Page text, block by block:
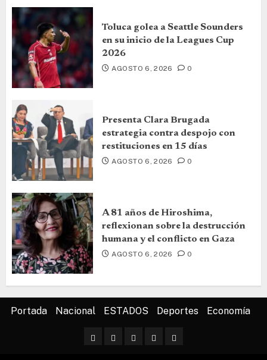
Toluca golea a Seattle Sounders
en su inicio de la Leagues Cup
2026
AGOSTO 6, 2026 0
Presenta Clara Brugada
estrategia contra despojo con
restituciones en 15 días
AGOSTO 6, 2026 0
A 81 años de Hiroshima,
reflexionan sobre la destrucción
humana y el conflicto en Gaza
AGOSTO 6, 2026 0
Portada Nacional ESTADOS Deportes Economía